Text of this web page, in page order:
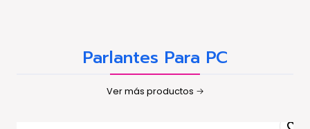
Parlantes Para PC
Ver más productos